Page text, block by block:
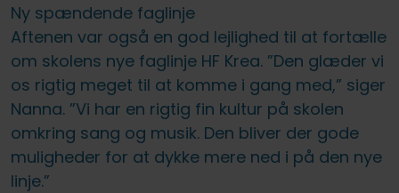
Ny spændende faglinje
Aftenen var også en god lejlighed til at fortælle
om skolens nye faglinje HF Krea. ”Den glæder vi
os rigtig meget til at komme i gang med,” siger
Nanna. ”Vi har en rigtig fin kultur på skolen
omkring sang og musik. Den bliver der gode
muligheder for at dykke mere ned i på den nye
linje.”